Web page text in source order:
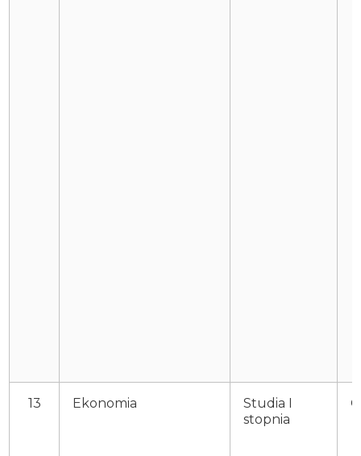
13 Ekonomia
Studia I
stopnia